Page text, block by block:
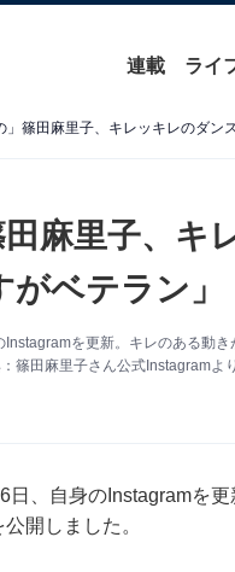
連載 ライ
」篠田麻里子、キレッキレのダン
田麻里子、
ベテラン」
を更新。キレのある動
篠田麻里子さん公式Instagramより
日、自身のInstagramを
開しました。